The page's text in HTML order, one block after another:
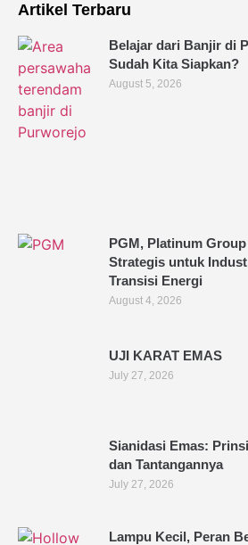
Artikel Terbaru
Belajar dari Banjir di
Sudah Kita Siapkan?
August 5, 2026
PGM, Platinum
Strategis untuk
Transisi Energi
August 4, 2026
UJI KARAT EMAS
July 27, 2026
Sianidasi Emas:
dan Tantangannya
July 27, 2026
Lampu Kecil, Peran